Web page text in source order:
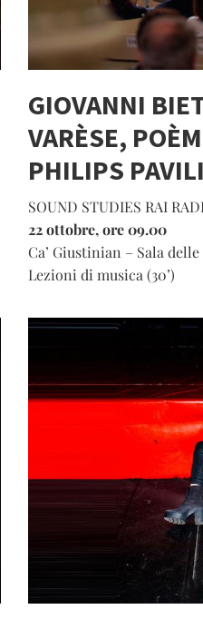
GIOVANNI
VARÈSE,
PHILIPS
SOUND STUDIES RAI
22 ottobre, ore 09.00
Ca’ Giustinian – Sala
Lezioni di musica (30’)